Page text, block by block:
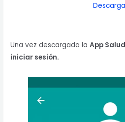
Una vez descargada laApp
iniciar sesión.